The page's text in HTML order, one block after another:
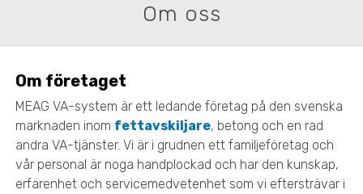
Om oss
Om företaget
MEAG VA-system är ett ledande företag på den svenska
marknaden inom fettavskiljare, betong och en rad
andra VA-tjänster. Vi är i grudnen ett familjeföretag och
vår personal är noga handplockad och har den kunskap,
erfarenhet och servicemedvetenhet som vi eftersträvar i